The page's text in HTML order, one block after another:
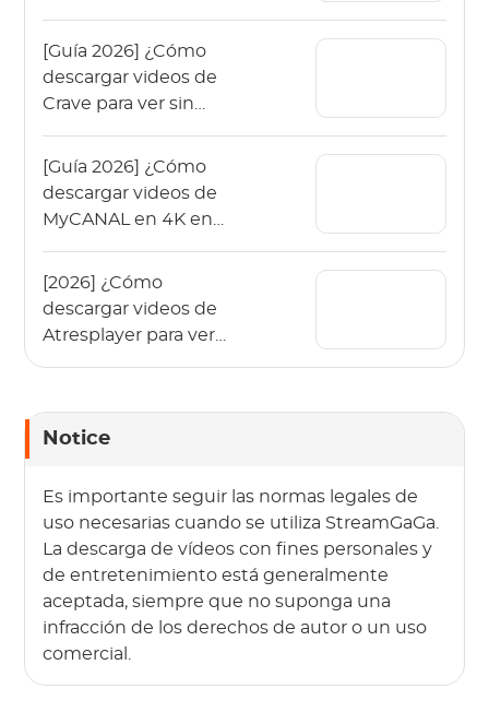
[Guía 2026] ¿Cómo
descargar videos de
Crave para ver sin
[Guía 2026] ¿Cómo
descargar videos de
MyCANAL en 4K en
[2026] ¿Cómo
descargar videos de
Atresplayer para ver
Notice
Es importante seguir las normas legales de
uso necesarias cuando se utiliza StreamGaGa.
La descarga de vídeos con fines personales y
de entretenimiento está generalmente
aceptada, siempre que no suponga una
infracción de los derechos de autor o un uso
comercial.